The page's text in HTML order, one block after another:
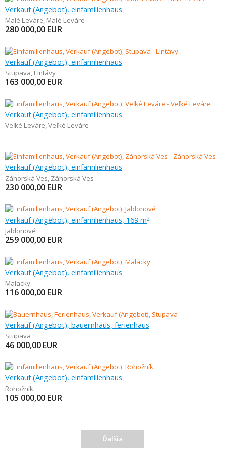
Verkauf (Angebot), einfamilienhaus
Malé Leváre, Malé Leváre
280 000,00 EUR
Verkauf (Angebot), einfamilienhaus
Stupava, Lintávy
163 000,00 EUR
Verkauf (Angebot), einfamilienhaus
Veľké Leváre,Veľké Leváre
Verkauf (Angebot), einfamilienhaus
Záhorská Ves, Záhorská Ves
230 000,00 EUR
Verkauf (Angebot), einfamilienhaus, 169 m2
Jablonové
259 000,00 EUR
Verkauf (Angebot), einfamilienhaus
Malacky
116 000,00 EUR
Verkauf (Angebot), bauernhaus, ferienhaus
Stupava
46 000,00 EUR
Verkauf (Angebot), einfamilienhaus
Rohožník
105 000,00 EUR
Ďalšia